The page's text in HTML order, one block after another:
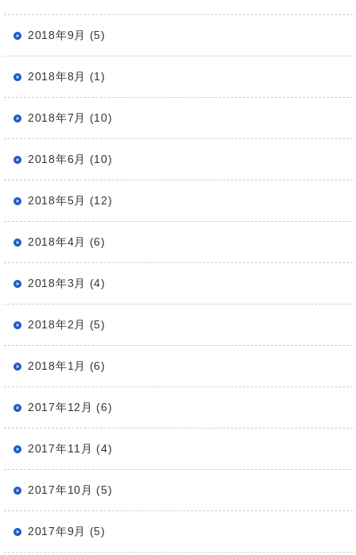
2018年9月 (5)
2018年8月 (1)
2018年7月 (10)
2018年6月 (10)
2018年5月 (12)
2018年4月 (6)
2018年3月 (4)
2018年2月 (5)
2018年1月 (6)
2017年12月 (6)
2017年11月 (4)
2017年10月 (5)
2017年9月 (5)